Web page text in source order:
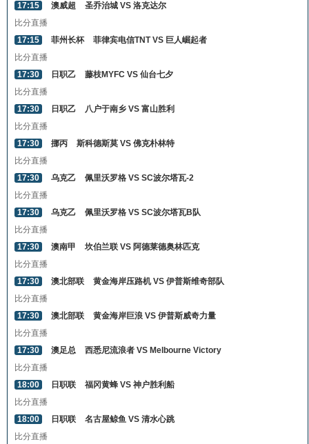
17:15
澳威超
圣乔治城 VS 洛克达尔
比分直播
17:15
菲州长杯
菲律宾电信TNT VS 巨人崛起者
比分直播
17:30
日职乙
藤枝MYFC VS 仙台七夕
比分直播
17:30
日职乙
八户于南乡 VS 富山胜利
比分直播
17:30
挪丙
斯科德斯莫 VS 佛克朴林特
比分直播
17:30
乌克乙
佩里沃罗格 VS SC波尔塔瓦-2
比分直播
17:30
乌克乙
佩里沃罗格 VS SC波尔塔瓦B队
比分直播
17:30
澳南甲
坎伯兰联 VS 阿德莱德奥林匹克
比分直播
17:30
澳北部联
黄金海岸压路机 VS 伊普斯维奇部队
比分直播
17:30
澳北部联
黄金海岸巨浪 VS 伊普斯威奇力量
比分直播
17:30
澳足总
西悉尼流浪者 VS Melbourne Victory
比分直播
18:00
日职联
福冈黄蜂 VS 神户胜利船
比分直播
18:00
日职联
名古屋鲸鱼 VS 清水心跳
比分直播